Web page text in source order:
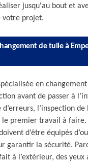
jusqu'au bout et
votre projet.
de tuile à
en
avant de passer à
l’inspection
premier travail à faire.
d’être équipés
garantir la sécurité.
à l’extérieur, des